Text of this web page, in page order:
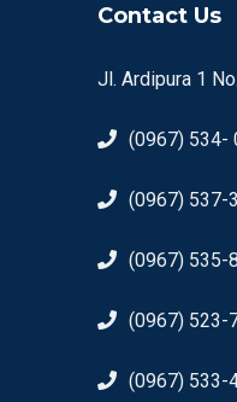
Contact Us
Jl. Ardipura 1
(0967) 534-
(0967) 537-
(0967) 535-
(0967) 523-
(0967) 533-